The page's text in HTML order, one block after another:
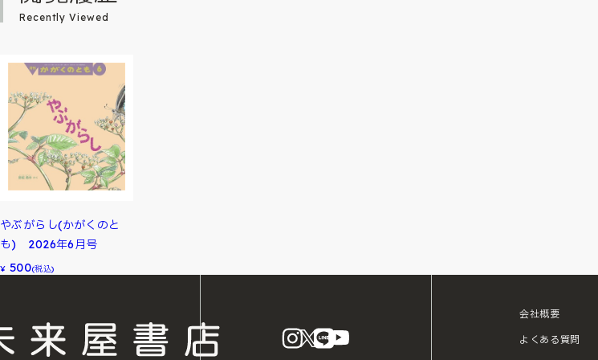
Recently Viewed
やぶがらし(かがくのと
も) 2026年6月号
¥ 500(税込)
instagram
X LINE
会社概要
よくある質問